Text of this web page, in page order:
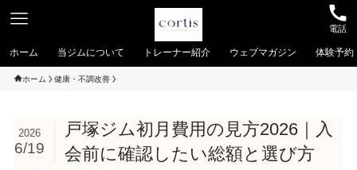
電話
ホーム 当ジムについて トレーナー紹介 ウェブマガジン 体験予約
ホーム 健康・不調改善
戸塚ジム初月費用の見方2026｜入
会前に確認したい総額と選び方
2026
6/19